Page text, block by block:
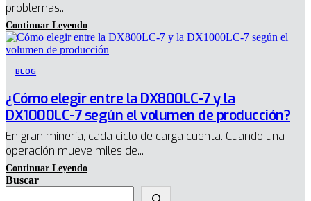
problemas...
BLOG
¿Cómo elegir entre la DX800LC-7 y la
DX1000LC-7 según el volumen de producción?
En gran minería, cada ciclo de carga cuenta. Cuando una
operación mueve miles de...
Buscar